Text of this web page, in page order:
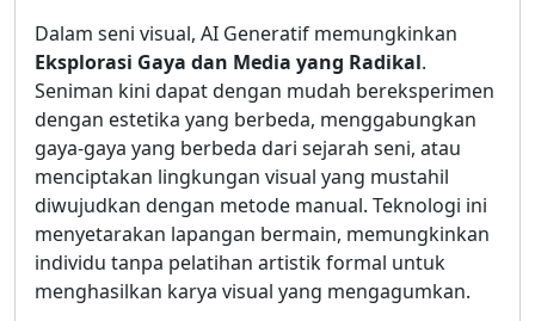
Dalam seni visual, AI Generatif memungkinkan
Eksplorasi Gaya dan Media yang Radikal.
Seniman kini dapat dengan mudah bereksperimen
dengan estetika yang berbeda, menggabungkan
gaya-gaya yang berbeda dari sejarah seni, atau
menciptakan lingkungan visual yang mustahil
diwujudkan dengan metode manual. Teknologi ini
menyetarakan lapangan bermain, memungkinkan
individu tanpa pelatihan artistik formal untuk
menghasilkan karya visual yang mengagumkan.